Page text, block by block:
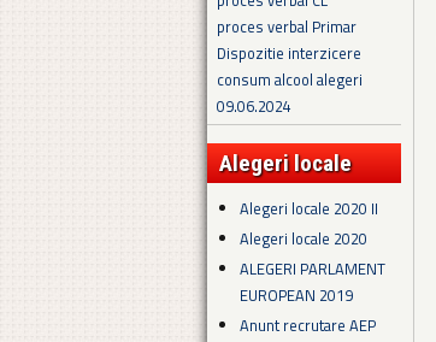
proces verbal Primar
Dispozitie interzicere
consum alcool alegeri
09.06.2024
Alegeri locale
Alegeri locale 2020 II
Alegeri locale 2020
ALEGERI PARLAMENT
EUROPEAN 2019
Anunt recrutare AEP